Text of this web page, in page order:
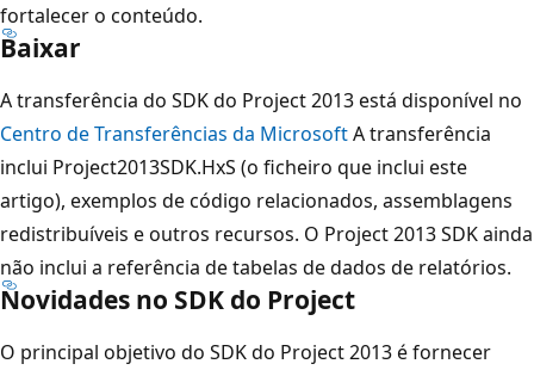
fortalecer o conteúdo.
Baixar
A transferência do SDK do Project 2013 está disponível no
Centro de Transferências da MicrosoftA transferência
inclui Project2013SDK.HxS (o ficheiro que inclui este
artigo), exemplos de código relacionados, assemblagens
redistribuíveis e outros recursos. O Project 2013 SDK ainda
não inclui a referência de tabelas de dados de relatórios.
Novidades no SDK do Project
O principal objetivo do SDK do Project 2013 é fornecer